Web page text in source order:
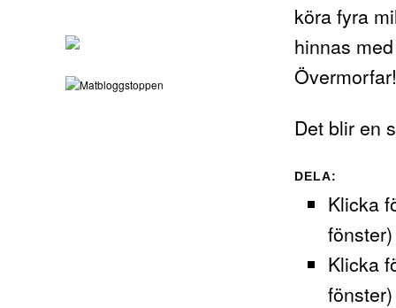
köra fyra
hinnas
Det blir en
DELA:
Klicka
fönster)
Klicka
fönster)